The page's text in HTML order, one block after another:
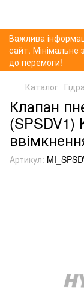
Важлива
сайт.
до перемоги!
Каталог
Клапан
(SPSDV1)
Артикул: